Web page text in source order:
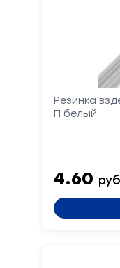
Резинка
П белый
4.60